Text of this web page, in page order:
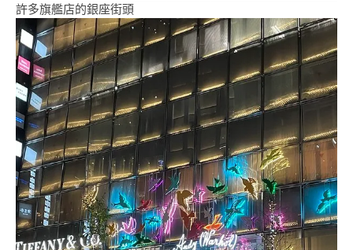
許多旗艦店的銀座街頭